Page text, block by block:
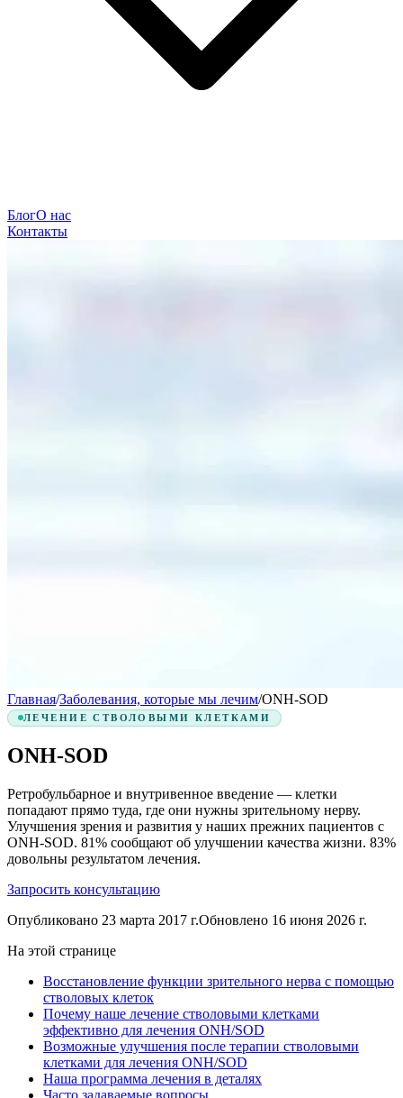
БлогО нас
Контакты
Главная/Заболевания, которые мы лечим/ONH-SOD
ЛЕЧЕНИЕ СТВОЛОВЫМИ КЛЕТКАМИ
ONH-SOD
Ретробульбарное и внутривенное введение — клетки
попадают прямо туда, где они нужны зрительному нерву.
Улучшения зрения и развития у наших прежних пациентов с
ONH-SOD. 81% сообщают об улучшении качества жизни. 83%
довольны результатом лечения.
Запросить консультацию
Опубликовано 23 марта 2017 г.Обновлено 16 июня 2026 г.
На этой странице
Восстановление функции зрительного нерва с помощью
стволовых клеток
Почему наше лечение стволовыми клетками
эффективно для лечения ONH/SOD
Возможные улучшения после терапии стволовыми
клетками для лечения ONH/SOD
Наша программа лечения в деталях